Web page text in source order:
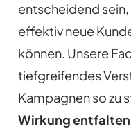
entscheidend
effektiv neue
können. Unsere
tiefgreifendes
Kampagnen so zu
Wirkung entfalten